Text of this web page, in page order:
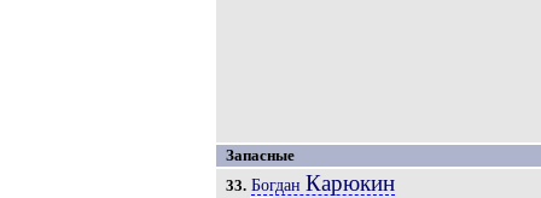
Запасные
33. Богдан Карюкин